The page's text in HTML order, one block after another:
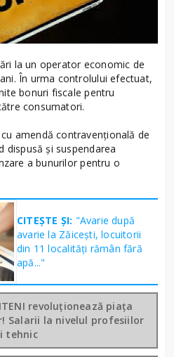
la un operator economic de
În urma controlului efectuat,
bonuri fiscale pentru
consumatori.
amendă contravențională de
dispusă și suspendarea
a bunurilor pentru o
CITEȘTE ȘI: "Avarie după
avarie la Zăicești, locuitorii
din 11 localități rămân fără
apă..."
revoluționează piața
Salarii la nivelul profesiilor
tehnic